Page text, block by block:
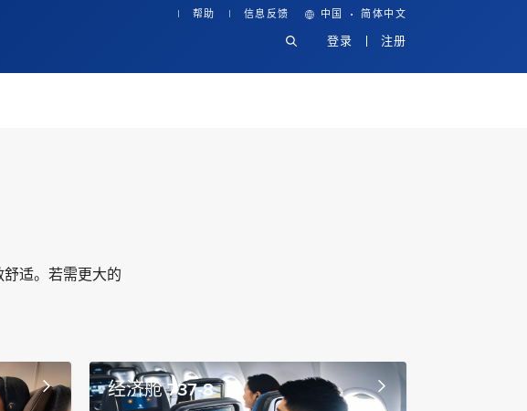
帮助 信息反馈 中国 · 简体中文
登录 注册
适。若需更大的
经济舱 737-8